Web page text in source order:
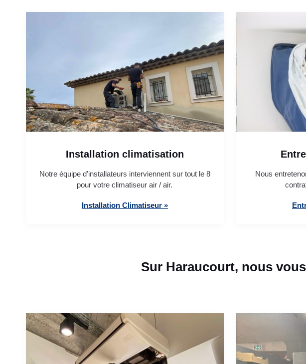
Installation climatisation
Notre équipe d'installateurs interviennent sur tout le 8
pour votre climatiseur air / air.
Installation Climatiseur »
Nous
Sur Haraucourt, nous